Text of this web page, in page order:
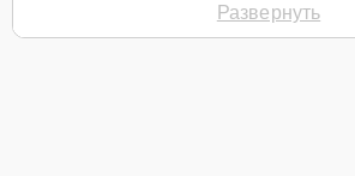
Для ремонта ноутбука модели S145-15IKB
Развернуть